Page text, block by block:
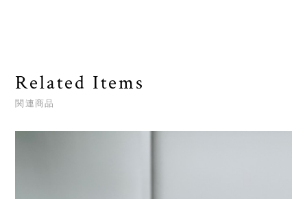
Related Items
関連商品